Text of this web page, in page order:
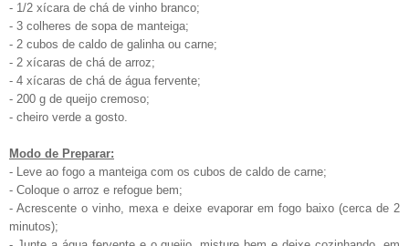
- 1/2 xícara de chá de vinho branco;
- 3 colheres de sopa de manteiga;
- 2 cubos de caldo de galinha ou carne;
- 2 xícaras de chá de arroz;
- 4 xícaras de chá de água fervente;
- 200 g de queijo cremoso;
- cheiro verde a gosto.
Modo de Preparar:
- Leve ao fogo a manteiga com os cubos de caldo de carne;
- Coloque o arroz e refogue bem;
- Acrescente o vinho, mexa e deixe evaporar em fogo baixo (cerca de 2
minutos);